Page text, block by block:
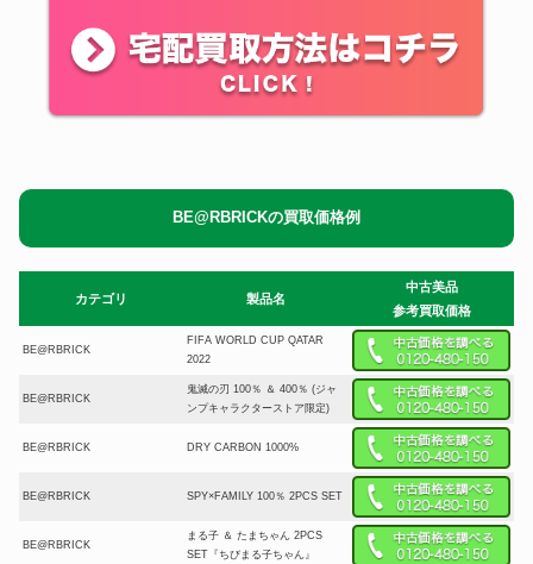
BE@RBRICKの買取価格例
カテゴリ 製品名
中古美品
参考買取価格
BE@RBRICK
FIFA WORLD CUP QATAR
2022
BE@RBRICK
鬼滅の刃 100％ ＆ 400％ (ジャ
ンプキャラクターストア限定)
BE@RBRICK DRY CARBON 1000%
BE@RBRICK SPY×FAMILY 100％ 2PCS SET
BE@RBRICK
まる子 ＆ たまちゃん 2PCS
SET『ちびまる子ちゃん』